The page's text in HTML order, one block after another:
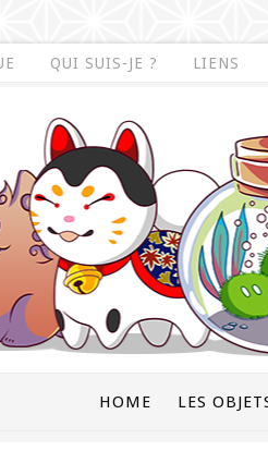
QUI SUIS-JE ? LIENS
HOME LES